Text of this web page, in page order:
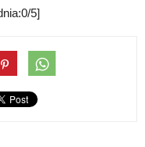
5]